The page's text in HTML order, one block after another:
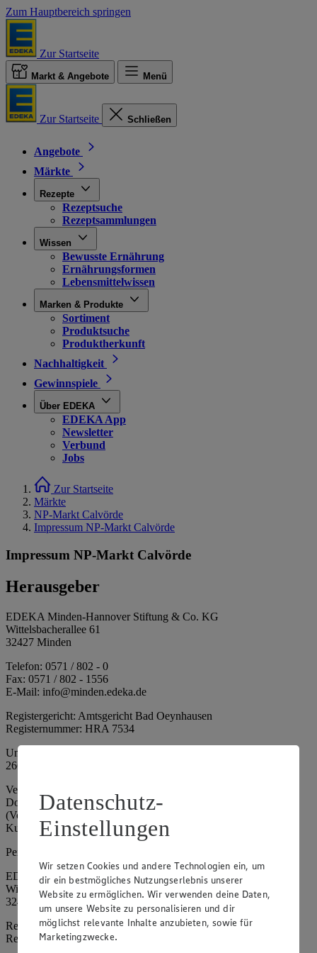
Zum Hauptbereich springen
Zur Startseite
Markt & Angebote Menü
Zur Startseite Schließen
Angebote
Märkte
Rezepte
Rezeptsuche
Rezeptsammlungen
Wissen
Bewusste Ernährung
Ernährungsformen
Lebensmittelwissen
Marken & Produkte
Sortiment
Produktsuche
Produktherkunft
Nachhaltigkeit
Gewinnspiele
Über EDEKA
EDEKA App
Newsletter
Verbund
Jobs
Zur Startseite
Märkte
NP-Markt Calvörde
Impressum NP-Markt Calvörde
Impressum NP-Markt Calvörde
Herausgeber
EDEKA Minden-Hannover Stiftung & Co. KG
Wittelsbacherallee 61
32427 Minden
Telefon: 0571 / 802 - 0
Fax: 0571 / 802 - 1556
E-Mail: info@minden.edeka.de
Registergericht: Amtsgericht Bad Oeynhausen
Registernummer: HRA 7534
Umsatzsteuer-Identifikationsnummer gem. § 27a UStG: DE
266067317
Vertretungsberechtigte: Mark Rosenkranz (Sprecher), Eileen
Dominique Klingsiek (Vorstandsmitglied), Ulf-U. Plath
(Vorstandsmitglied), Stephan Wohler (Vorstandsmitglied), Marc
Kuhlmann (Aufsichtsratsvorsitzender)
Persönlich haftende Gesellschafterin:
EDEKA Minden-Hannover Holding GmbH
Wittelsbacherallee 61
32427 Minden
Registergericht: Amtsgericht Bad Oeynhausen
Registernummer: HRB 4086
Datenschutz-
Einstellungen
Wir setzen Cookies und andere Technologien ein, um
dir ein bestmögliches Nutzungserlebnis unserer
Website zu ermöglichen. Wir verwenden deine Daten,
um unsere Website zu personalisieren und dir
möglichst relevante Inhalte anzubieten, sowie für
Marketingzwecke.